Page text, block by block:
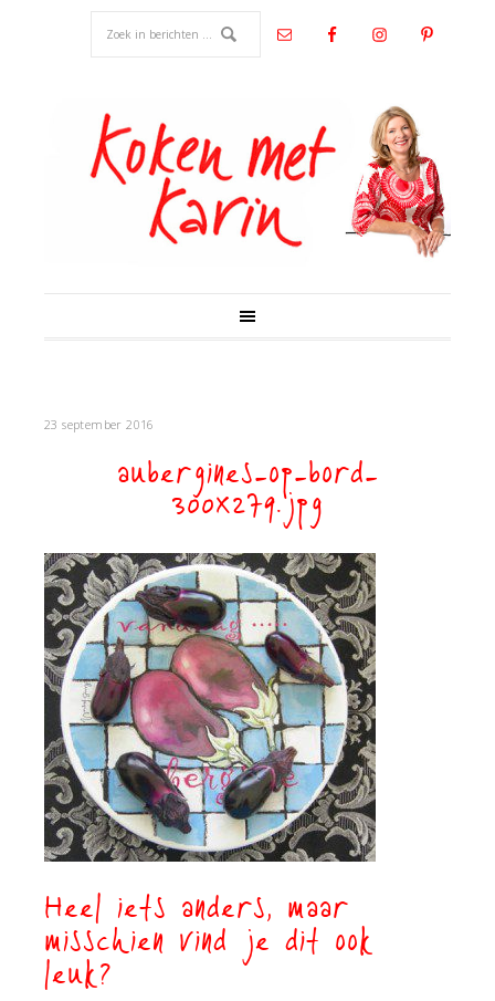
23 september 2016
aubergines-op-bord-
300×279.jpg
Heel iets anders, maar
misschien vind je dit ook
leuk?